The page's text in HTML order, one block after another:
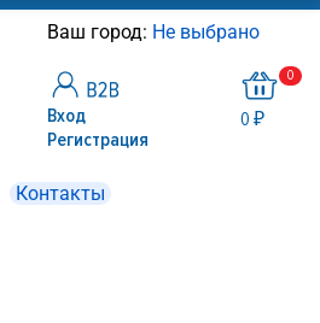
Ваш город: Не выбрано
Вход
Регистрация
0
0 ₽
Контакты